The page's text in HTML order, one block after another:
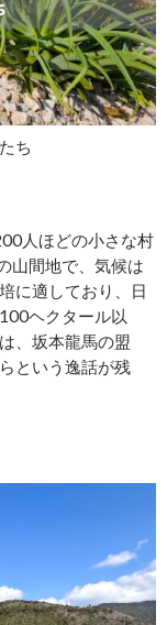
ち
人ほどの小さな村
山間地で、気候は
に適しており、日
ヘクタール以
、坂本龍馬の盟
という逸話が残